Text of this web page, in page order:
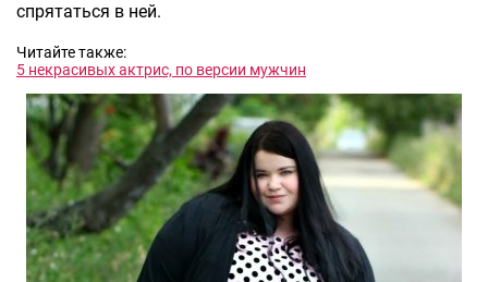
спрятаться в ней.
Читайте также:
5 некрасивых актрис, по версии мужчин